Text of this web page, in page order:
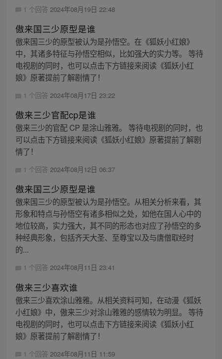
1 个回答 2024年08月19日 22:48
傲来国三少原型是谁
傲来国三少的原型被认为是孙悟空。在《狐妖小红娘》
中，其诸多特征与孙悟空相似，比如强大的实力等。 等待
电视剧的同时，也可以点击下方链接来阅读《狐妖小红
娘》原著提前了解剧情了！
1 个回答 2024年08月17日 23:22
傲来三少官配cp是谁
傲来三少的官配 CP 是涂山雅雅。 等待电视剧的同时，也
可以点击下方链接来阅读《狐妖小红娘》原著提前了解剧
情了！
1 个回答 2024年08月12日 06:37
傲来国三少原型是谁
傲来国三少的原型被认为是孙悟空。从相关分析来看，其
形象和特点与孙悟空有诸多相似之处，如他在国人心中的
地位较高，实力强大，其不同的形态也对应了孙悟空的多
种经典形象，包括齐天大圣、至尊宝以及与唐僧取经时
的...
1 个回答 2024年08月11日 23:41
傲来三少喜欢谁
傲来三少喜欢涂山雅雅。从相关资料可知，在动漫《狐妖
小红娘》中，傲来三少对涂山雅雅的感情较为明显。 等待
电视剧的同时，也可以点击下方链接来阅读《狐妖小红
娘》原著提前了解剧情了！
1 个回答 2024年08月11日 11:59